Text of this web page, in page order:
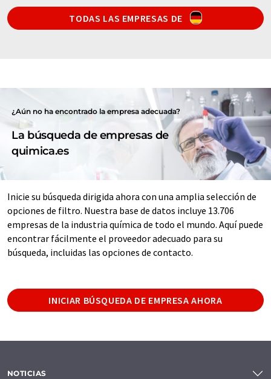
TODAS LAS EMPRESAS DE
¿Aún no ha encontrado la empresa adecuada?
La búsqueda de empresas de
quimica.es
Inicie su búsqueda dirigida ahora con una amplia selección de
opciones de filtro. Nuestra base de datos incluye 13.706
empresas de la industria química de todo el mundo. Aquí puede
encontrar fácilmente el proveedor adecuado para su
búsqueda, incluidas las opciones de contacto.
INICIAR BÚSQUEDA DE EMPRESA AHORA
NOTICIAS